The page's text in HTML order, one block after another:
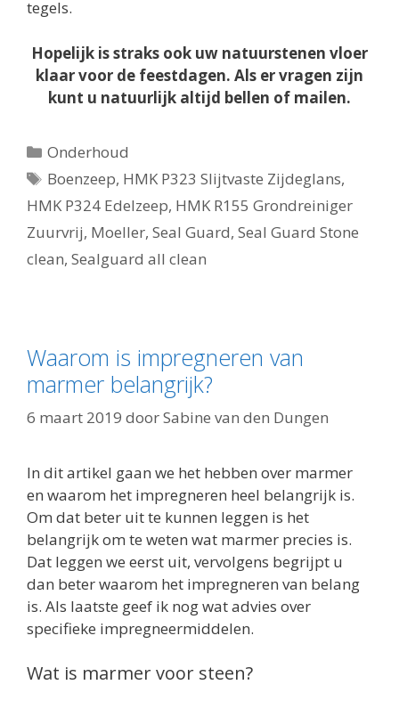
tegels.
Hopelijk is straks ook uw natuurstenen vloer
klaar voor de feestdagen. Als er vragen zijn
kunt u natuurlijk altijd bellen of mailen.
Categorieën
Onderhoud
Tags
Boenzeep, HMK P323 Slijtvaste Zijdeglans,
HMK P324 Edelzeep, HMK R155 Grondreiniger
Zuurvrij, Moeller, Seal Guard, Seal Guard Stone
clean, Sealguard all clean
Waarom is impregneren van
marmer belangrijk?
6 maart 2019 doorSabine van den Dungen
In dit artikel gaan we het hebben over marmer
en waarom het impregneren heel belangrijk is.
Om dat beter uit te kunnen leggen is het
belangrijk om te weten wat marmer precies is.
Dat leggen we eerst uit, vervolgens begrijpt u
dan beter waarom het impregneren van belang
is. Als laatste geef ik nog wat advies over
specifieke impregneermiddelen.
Wat is marmer voor steen?